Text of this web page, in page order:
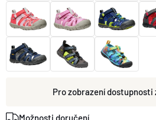
Možnosti doručení